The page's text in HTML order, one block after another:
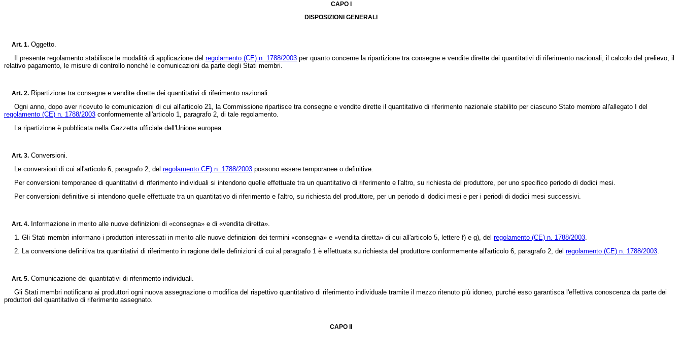
CAPO I
DISPOSIZIONI GENERALI
Art. 1. Oggetto.
Il presente regolamento stabilisce le modalità di applicazione del regolamento (CE) n. 1788/2003 per quanto concerne la ripartizione tra consegne e vendite dirette dei quantitativi di riferimento nazionali, il calcolo del prelievo, il
relativo pagamento, le misure di controllo nonché le comunicazioni da parte degli Stati membri.
Art. 2. Ripartizione tra consegne e vendite dirette dei quantitativi di riferimento nazionali.
Ogni anno, dopo aver ricevuto le comunicazioni di cui all'articolo 21, la Commissione ripartisce tra consegne e vendite dirette il quantitativo di riferimento nazionale stabilito per ciascuno Stato membro all'allegato I del
regolamento (CE) n. 1788/2003 conformemente all'articolo 1, paragrafo 2, di tale regolamento.
La ripartizione è pubblicata nella Gazzetta ufficiale dell'Unione europea.
Art. 3. Conversioni.
Le conversioni di cui all'articolo 6, paragrafo 2, del regolamento CE) n. 1788/2003 possono essere temporanee o definitive.
Per conversioni temporanee di quantitativi di riferimento individuali si intendono quelle effettuate tra un quantitativo di riferimento e l'altro, su richiesta del produttore, per uno specifico periodo di dodici mesi.
Per conversioni definitive si intendono quelle effettuate tra un quantitativo di riferimento e l'altro, su richiesta del produttore, per un periodo di dodici mesi e per i periodi di dodici mesi successivi.
Art. 4. Informazione in merito alle nuove definizioni di «consegna» e di «vendita diretta».
1. Gli Stati membri informano i produttori interessati in merito alle nuove definizioni dei termini «consegna» e «vendita diretta» di cui all'articolo 5, lettere f) e g), del regolamento (CE) n. 1788/2003.
2. La conversione definitiva tra quantitativi di riferimento in ragione delle definizioni di cui al paragrafo 1 è effettuata su richiesta del produttore conformemente all'articolo 6, paragrafo 2, del regolamento (CE) n. 1788/2003.
Art. 5. Comunicazione dei quantitativi di riferimento individuali.
Gli Stati membri notificano ai produttori ogni nuova assegnazione o modifica del rispettivo quantitativo di riferimento individuale tramite il mezzo ritenuto più idoneo, purché esso garantisca l'effettiva conoscenza da parte dei
produttori del quantitativo di riferimento assegnato.
CAPO II